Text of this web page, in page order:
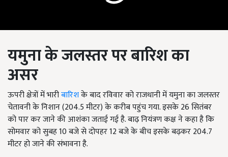
यमुना के जलस्तर पर बारिश का
असर
ऊपरी क्षेत्रों में भारीबारिशके बाद रविवार को राजधानी में यमुना का जलस्तर
चेतावनी के निशान (204.5 मीटर) के करीब पहुंच गया. इसके 26 सितंबर
को पार कर जाने की आशंका जताई गई है. बाढ़ नियंत्रण कक्ष ने कहा है कि
सोमवार को सुबह 10 बजे से दोपहर 12 बजे के बीच इसके बढ़कर 204.7
मीटर हो जाने की संभावना है.